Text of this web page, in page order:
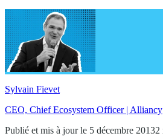
Sylvain Fievet
CEO, Chief Ecosystem Officer | Alliancy
Publié et mis à jour le 5 décembre 20132